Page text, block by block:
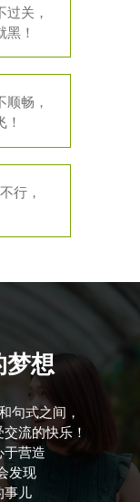
关，
！
畅，
行，
梦想
句式之间，
流的快乐！
营造
发现
事儿